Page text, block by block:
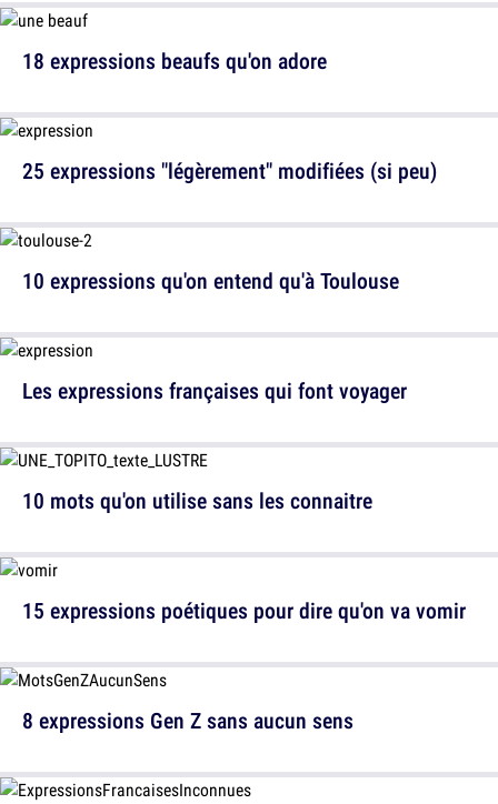
25 expressions "légèrement" modifiées (si peu)
Les expressions françaises qui font voyager
15 expressions poétiques pour dire qu'on va vomir
18 expressions beaufs qu'on adore
10 expressions qu'on entend qu'à Toulouse
10 mots qu'on utilise sans les connaitre
8 expressions Gen Z sans aucun sens